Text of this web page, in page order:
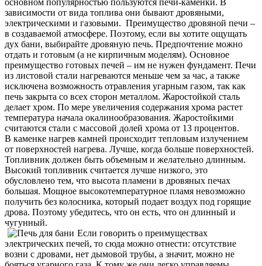
зависимости от вида топлива они бывают дровяными,
электрическими и газовыми. Преимущество дровяной печи –
в создаваемой атмосфере. Поэтому, если вы хотите ощущать
дух бани, выбирайте дровяную печь. Предпочтение можно
отдать и готовым (а не кирпичным моделям). Основное
преимущество готовых печей – им не нужен фундамент. Печи
из листовой стали нагреваются меньше чем за час, а также
исключена возможность отравления угарным газом, так как
печь закрыта со всех сторон металлом. Жаростойкой сталь
делает хром. По мере увеличения содержания хрома растет
температура начала окалинообразования. Жаростойкими
считаются стали с массовой долей хрома от 13 процентов.
В каменке нагрев камней происходит тепловым излучением
от поверхностей нагрева. Лучше, когда больше поверхностей.
Топливник должен быть объемным и желательно длинным.
Высокий топливник считается лучше низкого, это
обусловлено тем, что высота пламени в дровяных печах
большая. Мощное высокотемпературное пламя невозможно
получить без колосника, который подает воздух под горящие
дрова. Поэтому убедитесь, что он есть, что он длинный и
чугунный.
Если говорить о преимуществах
электрических печей, то сюда можно отнести: отсутствие
возни с дровами, нет дымовой трубы, а значит, можно не